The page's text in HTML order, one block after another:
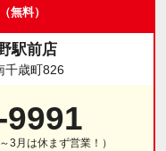
（無料）
駅前店
千歳町826
3月は休まず営業！）